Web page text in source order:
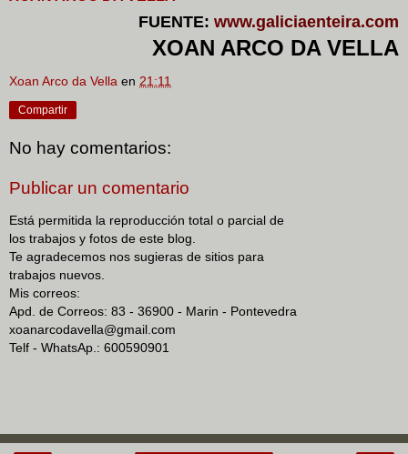
FUENTE: www.galiciaenteira.com
XOAN ARCO DA VELLA
Xoan Arco da Vella en 21:11
Compartir
No hay comentarios:
Publicar un comentario
Está permitida la reproducción total o parcial de
los trabajos y fotos de este blog.
Te agradecemos nos sugieras de sitios para
trabajos nuevos.
Mis correos:
Apd. de Correos: 83 - 36900 - Marin - Pontevedra
xoanarcodavella@gmail.com
Telf - WhatsAp.: 600590901